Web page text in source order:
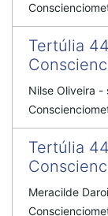
Tertúlia
Nilse Oliveira -
Tertúlia
Meracilde